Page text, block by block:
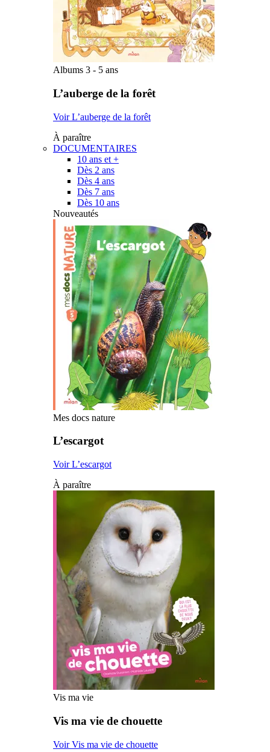
Albums 3 - 5 ans
L’auberge de la forêt
Voir L’auberge de la forêt
À paraître
DOCUMENTAIRES
10 ans et +
Dès 2 ans
Dès 4 ans
Dès 7 ans
Dès 10 ans
Nouveautés
Mes docs nature
L’escargot
Voir L’escargot
À paraître
Vis ma vie
Vis ma vie de chouette
Voir Vis ma vie de chouette